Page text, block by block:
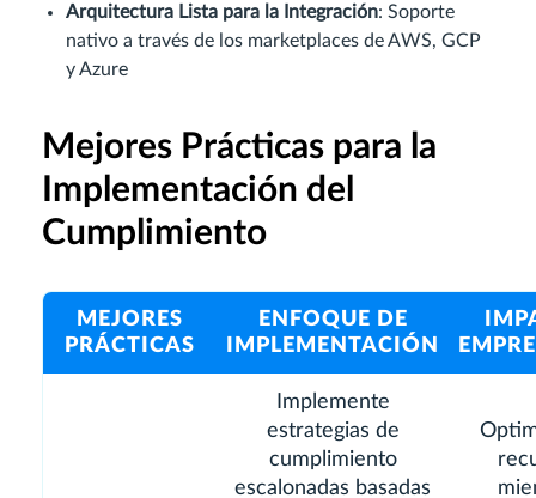
Arquitectura Lista para la Integración: Soporte
nativo a través de los marketplaces de AWS, GCP
y Azure
Mejores Prácticas para la
Implementación del
Cumplimiento
MEJORES
PRÁCTICAS
ENFOQUE DE
IMPLEMENTACIÓN
Implemente
estrategias de
cumplimiento
escalonadas basadas